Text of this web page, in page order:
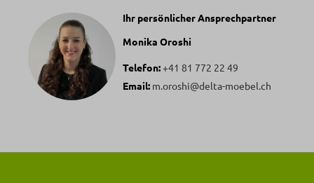
Ihr persönlicher Ansprechpartner
Monika Oroshi
Telefon:+41 81 772 22 49
Email: m.oroshi@delta-moebel.ch